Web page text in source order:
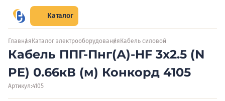
Каталог
Главная Каталог электрооборудования Кабель силовой
Кабель ППГ-Пнг(А)-HF 3х2.5 (N
PE) 0.66кВ (м) Конкорд 4105
Артикул:4105